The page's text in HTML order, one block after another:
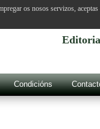
Condicións
os nosos servizos, aceptas